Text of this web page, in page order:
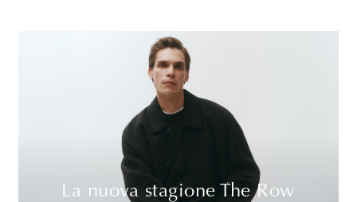
La nuova stagione The Row